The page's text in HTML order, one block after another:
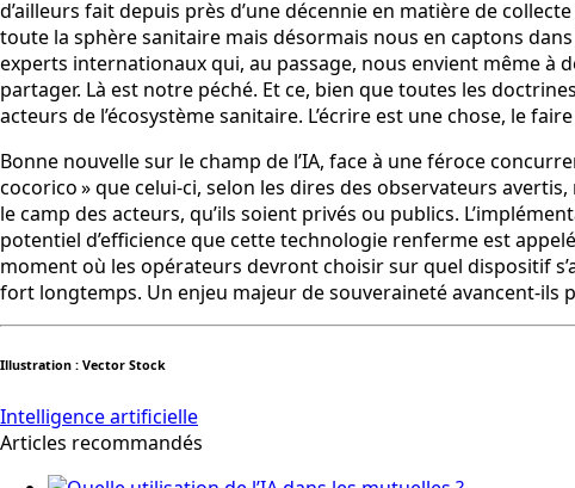
d’ailleurs fait depuis près d’une décennie en matière de
toute la sphère sanitaire mais désormais nous en captons
experts internationaux qui, au passage, nous envient même à
partager. Là est notre péché. Et ce, bien que toutes les
acteurs de l’écosystème sanitaire. L’écrire est une chose, le
Bonne nouvelle sur le champ de l’IA, face à une féroce
cocorico » que celui-ci, selon les dires des observateurs
le camp des acteurs, qu’ils soient privés ou publics.
potentiel d’efficience que cette technologie renferme est
moment où les opérateurs devront choisir sur quel dispositif
fort longtemps. Un enjeu majeur de souveraineté avancent-ils
Illustration : Vector Stock
Intelligence artificielle
Articles recommandés